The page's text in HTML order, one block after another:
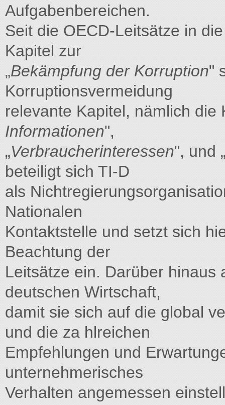
Aufgabenbereichen.
Seit die OECD-Leitsätze in
Kapitel zur
„Bekämpfung der Korruption"
Korruptionsvermeidung
relevante Kapitel, nämlich die
Informationen",
„Verbraucherinteressen", und
beteiligt sich TI-D
als
Nationalen
Kontaktstelle und setzt sich
Beachtung der
Leitsätze ein. Darüber hinaus
deutschen Wirtschaft,
damit sie sich auf die global
und die za hlreichen
Empfehlungen und
unternehmerisches
Verhalten angemessen